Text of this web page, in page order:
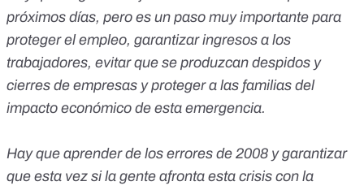
próximos días, pero es un paso muy importante para
proteger el empleo, garantizar ingresos a los
trabajadores, evitar que se produzcan despidos y
cierres de empresas y proteger a las familias del
impacto económico de esta emergencia.
Hay que aprender de los errores de 2008 y garantizar
que esta vez si la gente afronta esta crisis con la